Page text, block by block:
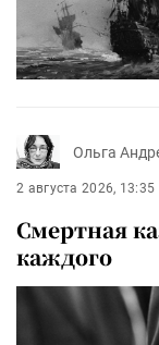
Ольга
2 августа 2026, 13:35
Смертная
каждого